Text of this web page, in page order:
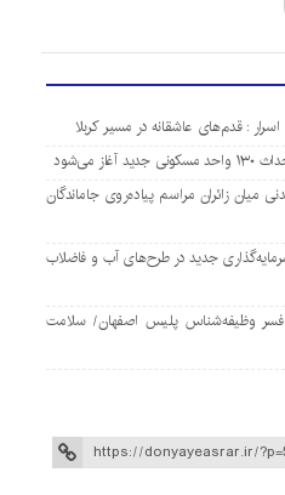
: قدم‌های عاشقانه در مسیر کربلا
می‌شود
آب آشامیدنی میان زائران مراسم پیاده‌روی جاماندگان
ریالی سرمایه‌گذاری جدید در طرح‌های آب و فاضلاب
توسط افسر وظیفه‌شناس پلیس اصفهان/ سلامت